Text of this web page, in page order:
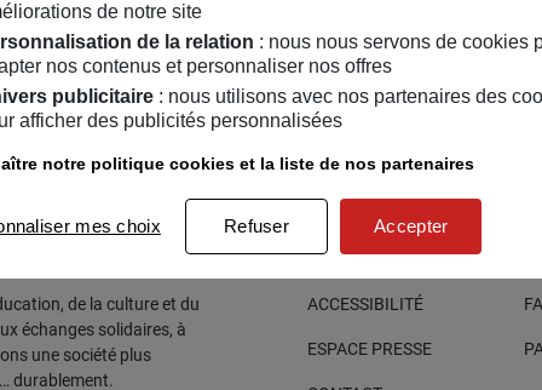
des Forêts »
/10/2022
FORT TOUT PUBLIC
de la culture et du
échanges solidaires, à
une société plus
durablement.
ACCESSIBILITÉ
ESPACE PRESSE
de notre site
de la relation : nous nous servons de cookies
nos contenus et personnaliser nos offres
publicitaire : nous utilisons avec nos partenaires des
afficher des publicités personnalisées
notre politique cookies et la liste de nos partenaires
mes choix Refuser Accepter